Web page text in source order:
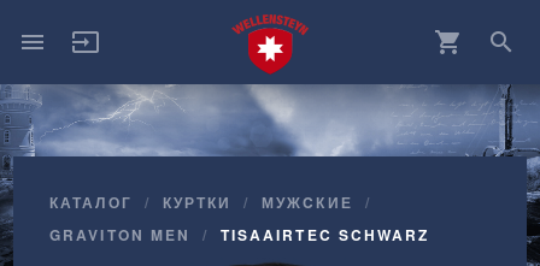
menu search
shopping_cart
input
КАТАЛОГ КУРТКИ
МУЖCКИЕ
GRAVITON MEN
TISAAIRTEC SCHWARZ